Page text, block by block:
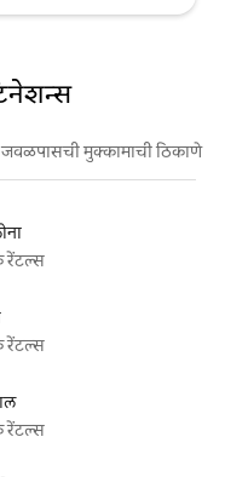
जवळपासची मुक्कामाची ठिकाणे
रेंटल्स
रेंटल्स
रेंटल्स